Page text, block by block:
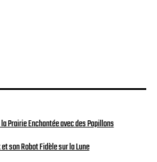
Prairie Enchantée avec des Papillons
son Robot Fidèle sur la Lune